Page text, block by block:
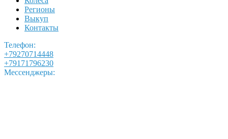
Регионы
Выкуп
Контакты
Телефон:
+79270714448
+79171796230
Мессенджеры: